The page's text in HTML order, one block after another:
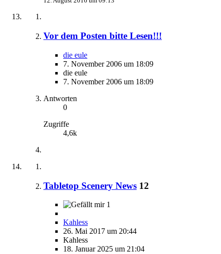
Vor dem Posten bitte Lesen!!!
die eule
7. November 2006 um 18:09
die eule
7. November 2006 um 18:09
Antworten
0
Zugriffe
4,6k
Tabletop Scenery News 12
1
Kahless
26. Mai 2017 um 20:44
Kahless
18. Januar 2025 um 21:04